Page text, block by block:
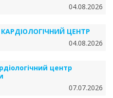
04.08.2026
ЦЕНТР
04.08.2026
центр
07.07.2026